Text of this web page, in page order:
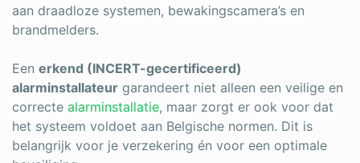
aan draadloze systemen, bewakingscamera’s en
brandmelders.
Een erkend (INCERT-gecertificeerd)
alarminstallateur garandeert niet alleen een veilige en
correcte alarminstallatie, maar zorgt er ook voor dat
het systeem voldoet aan Belgische normen. Dit is
belangrijk voor je verzekering én voor een optimale